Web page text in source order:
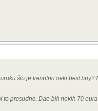
što je trenutno neki best buy?
presudno. Dao bih nekih 70